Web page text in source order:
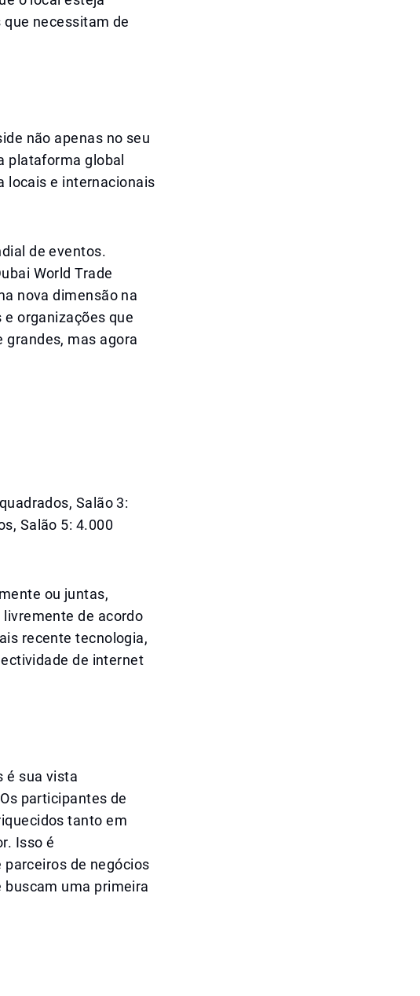
necessitam de
não apenas no seu
plataforma global
locais e internacionais
de eventos.
World Trade
nova dimensão na
organizações que
mas agora
Salão 3:
Salão 5: 4.000
ou juntas,
de acordo
recente tecnologia,
de internet
é sua vista
participantes de
tanto em
Isso é
de negócios
uma primeira